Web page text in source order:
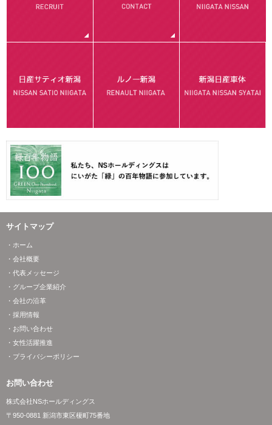
サイトマップ
・ホーム
・会社概要
・代表メッセージ
・グループ企業紹介
・会社の沿革
・採用情報
・お問い合わせ
・女性活躍推進
・プライバシーポリシー
お問い合わせ
株式会社NSホールディングス
〒950-0881 新潟市東区榎町75番地